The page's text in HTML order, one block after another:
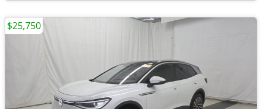
$25,750